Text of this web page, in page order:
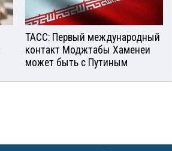
ТАСС: Первый международный
контакт Моджтабы Хаменеи
может быть с Путиным